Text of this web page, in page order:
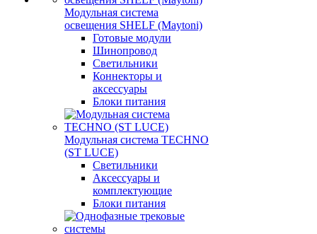
Модульная система
освещения SHELF (Maytoni)
Готовые модули
Шинопровод
Светильники
Коннекторы и
аксессуары
Блоки питания
Модульная система TECHNO
(ST LUCE)
Светильники
Аксессуары и
комплектующие
Блоки питания